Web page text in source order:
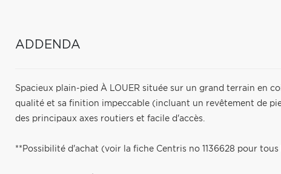
ADDENDA
Spacieux plain-pied À LOUER située sur un grand terrain en
qualité et sa finition impeccable (incluant un revêtement de
des principaux axes routiers et facile d'accès.
**Possibilité d'achat (voir la fiche Centris no 1136628 pour tous